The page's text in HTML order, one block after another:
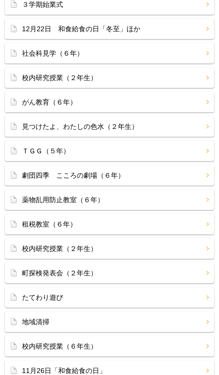
３学期始業式
12月22日 和食給食の日「冬至」ほか
社会科見学（６年）
校内研究授業（２年生）
がん教育（６年）
見つけたよ、わたしの色水（２年生）
ＴＧＧ（５年）
劇団四季 こころの劇場（６年）
薬物乱用防止教室（６年）
租税教室（６年）
校内研究授業（２年生）
町探検発表会（２年生）
たてわり遊び
地域清掃
校内研究授業（６年生）
11月26日「和食給食の日」